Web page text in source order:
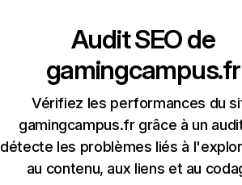
Audit SEO de
gamingcampus.fr
Vérifiez les performances du
gamingcampus.fr grâce à un
détecte les problèmes liés à
au contenu, aux liens et au